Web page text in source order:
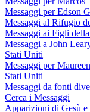
Messaggi per Edson
Messaggi al Rifugio
Messaggi ai Figli
Messaggi a John
Stati Uniti
Messaggi per
Stati Uniti
Messaggi da fonti
Cerca i Messaggi
Apparizioni di Gesù e